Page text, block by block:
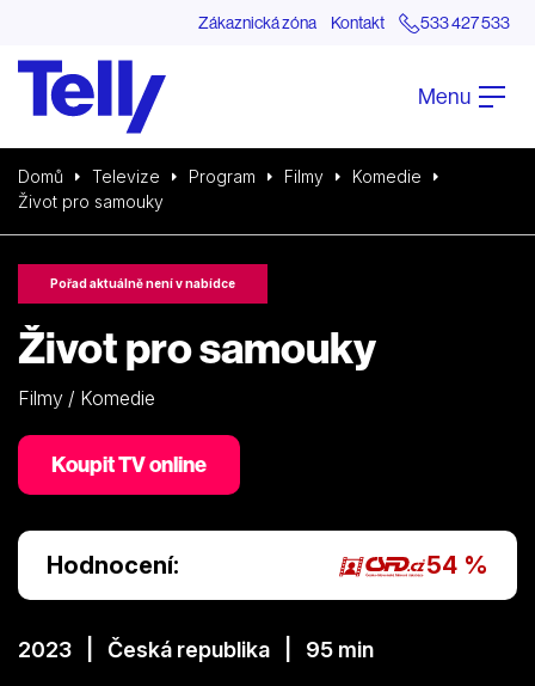
Zákaznická zóna Kontakt 533 427 533
Menu
Domů Televize Program Filmy
Komedie
Život pro samouky
Pořad aktuálně není v nabídce
Život pro samouky
Filmy / Komedie
Koupit TV online
Hodnocení: 54 %
2023 | Česká republika | 95 min